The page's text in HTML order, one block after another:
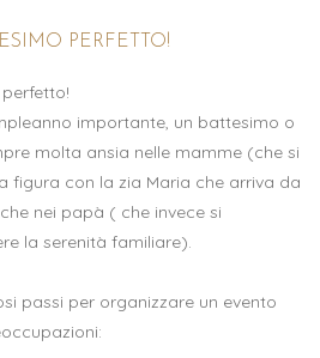
PERFETTO!
importante, un battesimo o
molta ansia nelle mamme (che si
figura con la zia Maria che arriva da
nei papà ( che invece si
la serenità familiare).
passi per organizzare un evento